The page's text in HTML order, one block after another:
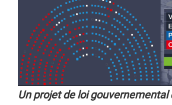
Un projet de loi gouvernemental